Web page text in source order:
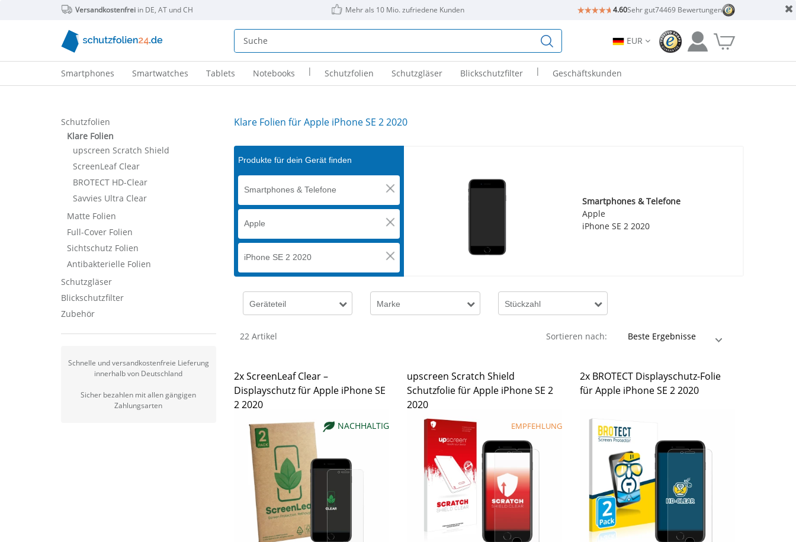
Versandkostenfreiin DE, AT und CH Mehr als 10 Mio. zufriedene Kunden 4.60Sehr gut74469 Bewertungen
EUR
Smartphones Smartwatches Tablets Notebooks | Schutzfolien Schutzgläser Blickschutzfilter | Geschäftskunden
Schutzfolien
Klare Folien
upscreen Scratch Shield
ScreenLeaf Clear
BROTECT HD-Clear
Savvies Ultra Clear
Matte Folien
Full-Cover Folien
Sichtschutz Folien
Antibakterielle Folien
Schutzgläser
Blickschutzfilter
Zubehör
Schnelle und versandkostenfreie Lieferung
innerhalb von Deutschland
Sicher bezahlen mit allen gängigen
Zahlungsarten
Klare Folien für Apple iPhone SE 2 2020
Produkte für dein Gerät finden
Smartphones & Telefone
Apple
iPhone SE 2 2020
Smartphones & Telefone
Apple
iPhone SE 2 2020
Geräteteil Marke Stückzahl
22 Artikel Sortieren nach:
2x ScreenLeaf Clear –
Displayschutz für Apple iPhone SE
2 2020
NACHHALTIG
upscreen Scratch Shield
Schutzfolie für Apple iPhone SE 2
2020
EMPFEHLUNG
2x BROTECT Displayschutz-Folie
für Apple iPhone SE 2 2020